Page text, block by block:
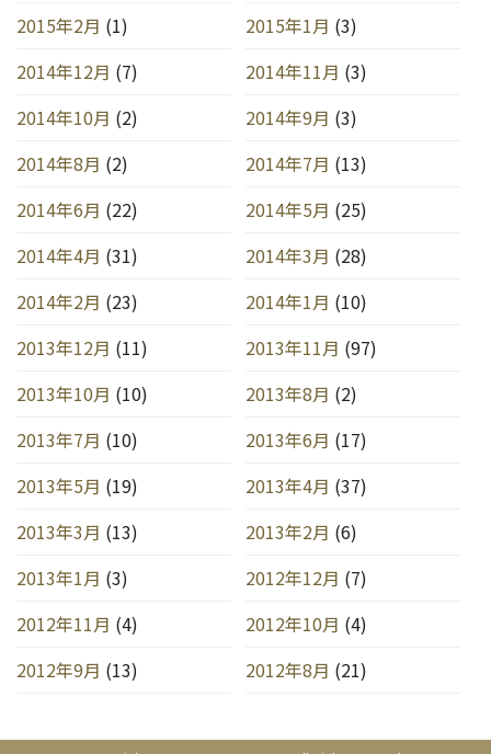
2015年2月 (1) 2015年1月 (3)
2014年12月 (7) 2014年11月 (3)
2014年10月 (2) 2014年9月 (3)
2014年8月 (2) 2014年7月 (13)
2014年6月 (22) 2014年5月 (25)
2014年4月 (31) 2014年3月 (28)
2014年2月 (23) 2014年1月 (10)
2013年12月 (11) 2013年11月 (97)
2013年10月 (10) 2013年8月 (2)
2013年7月 (10) 2013年6月 (17)
2013年5月 (19) 2013年4月 (37)
2013年3月 (13) 2013年2月 (6)
2013年1月 (3) 2012年12月 (7)
2012年11月 (4) 2012年10月 (4)
2012年9月 (13) 2012年8月 (21)